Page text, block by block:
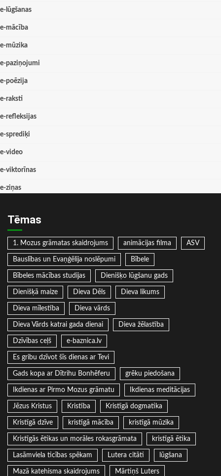
e-lūgšanas
e-mācība
e-mūzika
e-paziņojumi
e-poēzija
e-raksti
e-refleksijas
e-sprediķi
e-video
e-viktorīnas
e-ziņas
Tēmas
1. Mozus grāmatas skaidrojums animācijas filma ASV
Bauslības un Evaņģēlija noslēpumi Bībele
Bībeles mācības studijas Dienišķo lūgšanu gads
Dienišķā maize Dieva Dēls Dieva likums
Dieva mīlestība Dieva vārds
Dieva Vārds katrai gada dienai Dieva žēlastība
Dzīvības ceļš e-baznica.lv
Es gribu dzīvot šīs dienas ar Tevi
Gads kopa ar Dītrihu Bonhēferu grēku piedošana
Ikdienas ar Pirmo Mozus grāmatu Ikdienas meditācijas
Jēzus Kristus Kristība Kristīgā dogmatika
Kristīgā dzīve kristīgā mācība kristīgā mūzika
Kristīgās ētikas un morāles rokasgrāmata kristīgā ētika
Lasāmviela ticības spēkam Lutera citāti lūgšana
Mazā katehisma skaidrojums Mārtiņš Luters